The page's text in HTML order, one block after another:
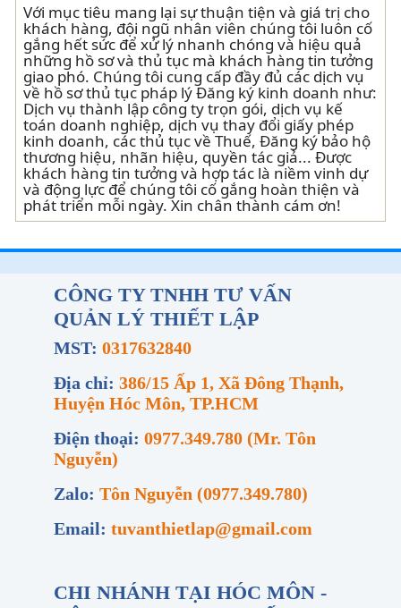
Với mục tiêu mang lại sự thuận tiện và giá trị cho
khách hàng, đội ngũ nhân viên chúng tôi luôn cố
gắng hết sức để xử lý nhanh chóng và hiệu quả
những hồ sơ và thủ tục mà khách hàng tin tưởng
giao phó. Chúng tôi cung cấp đầy đủ các dịch vụ
về hồ sơ thủ tục pháp lý Đăng ký kinh doanh như:
Dịch vụ thành lập công ty trọn gói, dịch vụ kế
toán doanh nghiệp, dịch vụ thay đổi giấy phép
kinh doanh, các thủ tục về Thuế, Đăng ký bảo hộ
thương hiệu, nhãn hiệu, quyền tác giả... Được
khách hàng tin tưởng và hợp tác là niềm vinh dự
và động lực để chúng tôi cố gắng hoàn thiện và
phát triển mỗi ngày. Xin chân thành cám ơn!
CÔNG TY TNHH TƯ VẤN
QUẢN LÝ THIẾT LẬP
MST: 0317632840
Địa chỉ: 386/15 Ấp 1, Xã Đông Thạnh,
Huyện Hóc Môn, TP.HCM
Điện thoại: 0977.349.780 (Mr. Tôn
Nguyễn)
Zalo: Tôn Nguyễn (0977.349.780)
Email: tuvanthietlap@gmail.com
CHI NHÁNH TẠI HÓC MÔN -